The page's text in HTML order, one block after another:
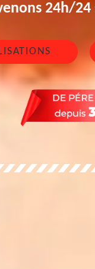
24h/